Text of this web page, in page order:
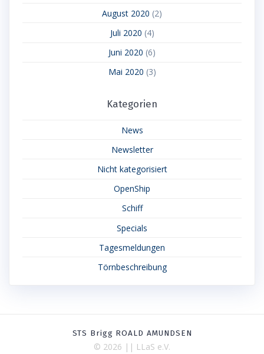
August 2020 (2)
Juli 2020 (4)
Juni 2020 (6)
Mai 2020 (3)
Kategorien
News
Newsletter
Nicht kategorisiert
OpenShip
Schiff
Specials
Tagesmeldungen
Törnbeschreibung
STS Brigg ROALD AMUNDSEN
© 2026 || LLaS e.V.